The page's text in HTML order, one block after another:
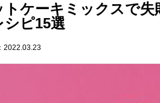
トケーキミックスで
シピ15選
2022.03.23